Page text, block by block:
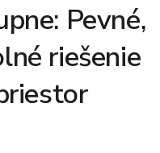
Pevné,
riešenie